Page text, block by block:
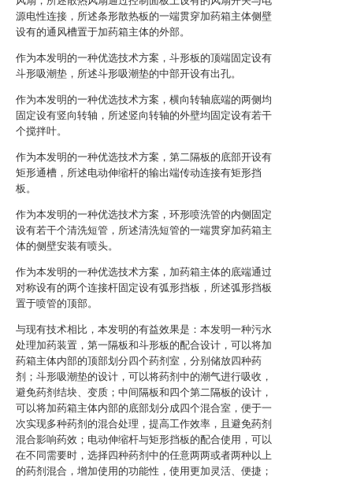
源电性连接，所述条形散热板的一端贯穿加药箱主体侧壁
设有的通风槽置于加药箱主体的外部。
作为本发明的一种优选技术方案，斗形板的顶端固定设有
斗形吸潮垫，所述斗形吸潮垫的中部开设有出孔。
作为本发明的一种优选技术方案，横向转轴底端的两侧均
固定设有竖向转轴，所述竖向转轴的外壁均固定设有若干
个搅拌叶。
作为本发明的一种优选技术方案，第二隔板的底部开设有
矩形通槽，所述电动伸缩杆的输出端传动连接有矩形挡
板。
作为本发明的一种优选技术方案，环形喷洗管的内侧固定
设有若干个清洗短管，所述清洗短管的一端贯穿加药箱主
体的侧壁安装有喷头。
作为本发明的一种优选技术方案，加药箱主体的底端通过
对称设有的两个连接杆固定设有弧形挡板，所述弧形挡板
置于喷管的顶部。
与现有技术相比，本发明的有益效果是：本发明一种污水
处理加药装置，第一隔板和斗形板的配合设计，可以将加
药箱主体内部的顶部划分四个药剂室，分别储放四种药
剂；斗形吸潮垫的设计，可以将药剂中的潮气进行吸收，
避免药剂结块、变质；中间隔板和四个第二隔板的设计，
可以将加药箱主体内部的底部划分成四个混合室，便于一
次实现多种药剂的混合处理，提高工作效率，且避免药剂
混合影响药效；电动伸缩杆与矩形挡板的配合使用，可以
在不同需要时，选择四种药剂中的任意两两或者两种以上
的药剂混合，增加使用的功能性，使用更加灵活、便捷；